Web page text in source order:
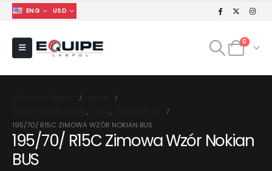
ENG USD
0
, ,
195/70/ R15C ZIMOWA WZÓR NOKIAN BUS
195/70/ R15C Zimowa Wzór Nokian
BUS